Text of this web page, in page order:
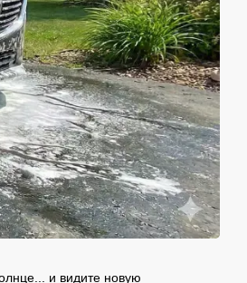
и видите новую